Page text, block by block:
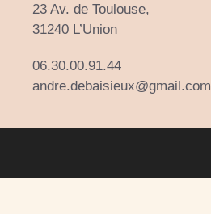
23 Av. de Toulouse,
31240 L’Union
06.30.00.91.44
andre.debaisieux@gmail.com